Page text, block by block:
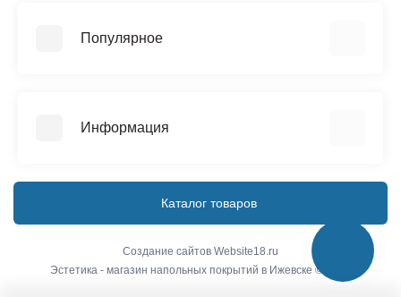
Популярное
Сантехника
Информация
Условия соглашения
Связаться с нами
Карта сайта
Каталог товаров
Создание сайтов Website18.ru
Эстетика - магазин напольных покрытий в Ижевске © 2026